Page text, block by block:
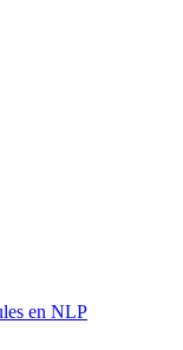
en NLP